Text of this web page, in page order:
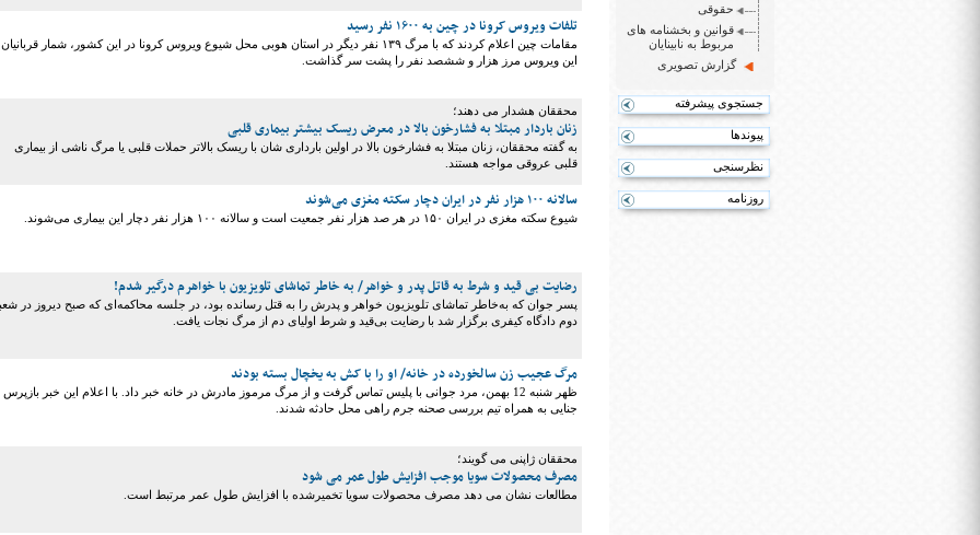
حقوقی
قوانین و بخشنامه های
مربوط به نابینایان
گزارش تصویری
جستجوی پیشرفته
پیوندها
نظرسنجی
روزنامه
تلفات ویروس کرونا در چین به ۱۶۰۰ نفر رسید
مقامات چین اعلام کردند که با مرگ ۱۳۹ نفر دیگر در استان هوبی محل شیوع ویروس کرونا در این کشور، شمار قربانیان
این ویروس مرز هزار و ششصد نفر را پشت سر گذاشت.
محققان هشدار می دهند؛
زنان باردار مبتلا به فشارخون بالا در معرض ریسک بیشتر بیماری قلبی
به گفته محققان، زنان مبتلا به فشارخون بالا در اولین بارداری شان با ریسک بالاتر حملات قلبی یا مرگ ناشی از بیماری
قلبی عروقی مواجه هستند.
سالانه ۱۰۰ هزار نفر در ایران دچار سکته مغزی می‌شوند
شیوع سکته مغزی در ایران ۱۵۰ در هر صد هزار نفر جمعیت است و سالانه ۱۰۰ هزار نفر دچار این بیماری می‌شوند.
رضایت بی قید و شرط به قاتل پدر و خواهر/ به خاطر تماشای تلویزیون با خواهرم درگیر شدم!
پسر جوان که به‌خاطر تماشای تلویزیون خواهر و پدرش را به قتل رسانده بود، در جلسه محاکمه‌ای که صبح دیروز در
دوم دادگاه کیفری برگزار شد با رضایت بی‌قید و شرط اولیای دم از مرگ نجات یافت.
مرگ عجیب زن سالخورده در خانه/ او را با کش به یخچال بسته بودند
ظهر شنبه 12 بهمن، مرد جوانی با پلیس تماس گرفت و از مرگ مرموز مادرش در خانه خبر داد. با اعلام این خبر بازپرس
جنایی به همراه تیم بررسی صحنه جرم راهی محل حادثه شدند.
محققان ژاپنی می گویند؛
مصرف محصولات سویا موجب افزایش طول عمر می شود
مطالعات نشان می دهد مصرف محصولات سویا تخمیرشده با افزایش طول عمر مرتبط است.